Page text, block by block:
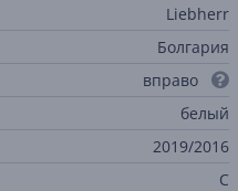
Liebherr
Болгария
вправо
белый
2019/2016
C